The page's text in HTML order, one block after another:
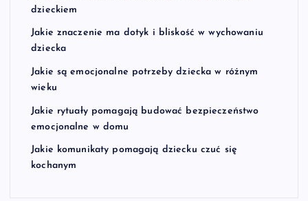
dzieckiem
Jakie znaczenie ma dotyk i bliskość w wychowaniu
dziecka
Jakie są emocjonalne potrzeby dziecka w różnym
wieku
Jakie rytuały pomagają budować bezpieczeństwo
emocjonalne w domu
Jakie komunikaty pomagają dziecku czuć się
kochanym